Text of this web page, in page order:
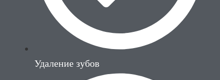
Удаление зубов